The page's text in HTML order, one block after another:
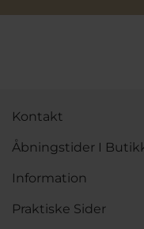
Kontakt
Åbningstider I
Information
Praktiske Sider